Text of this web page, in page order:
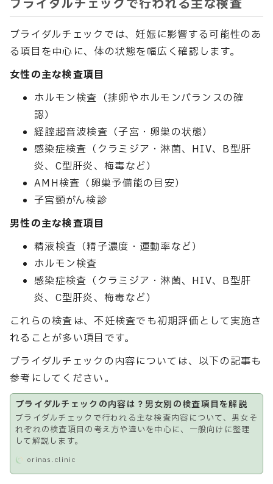
ブライダルチェックで行われる主な検査
ブライダルチェックでは、妊娠に影響する可能性のあ
る項目を中心に、体の状態を幅広く確認します。
女性の主な検査項目
ホルモン検査（排卵やホルモンバランスの確
認）
経腟超音波検査（子宮・卵巣の状態）
感染症検査（クラミジア・淋菌、HIV、B型肝
炎、C型肝炎、梅毒など）
AMH検査（卵巣予備能の目安）
子宮頸がん検診
男性の主な検査項目
精液検査（精子濃度・運動率など）
ホルモン検査
感染症検査（クラミジア・淋菌、HIV、B型肝
炎、C型肝炎、梅毒など）
これらの検査は、不妊検査でも初期評価として実施さ
れることが多い項目です。
ブライダルチェックの内容については、以下の記事も
参考にしてください。
ブライダルチェックの内容は？男女別の検査項目を解説
ブライダルチェックで行われる主な検査内容について、男女そ
れぞれの検査項目の考え方や違いを中心に、一般向けに整理
して解説します。
orinas.clinic